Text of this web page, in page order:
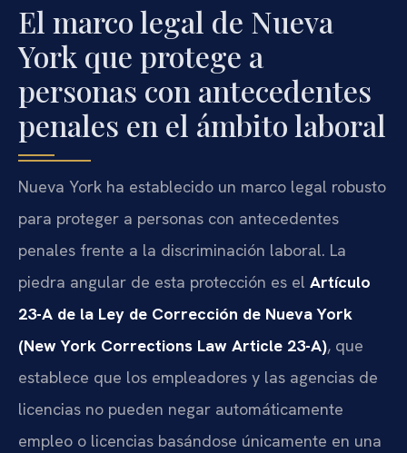
El marco legal de Nueva
York que protege a
personas con antecedentes
penales en el ámbito laboral
Nueva York ha establecido un marco legal robusto
para proteger a personas con antecedentes
penales frente a la discriminación laboral. La
piedra angular de esta protección es el Artículo
23-A de la Ley de Corrección de Nueva York
(New York Corrections Law Article 23-A), que
establece que los empleadores y las agencias de
licencias no pueden negar automáticamente
empleo o licencias basándose únicamente en una